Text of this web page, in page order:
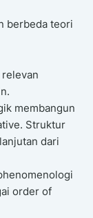
berbeda teori
membangun
Struktur
dari
order of